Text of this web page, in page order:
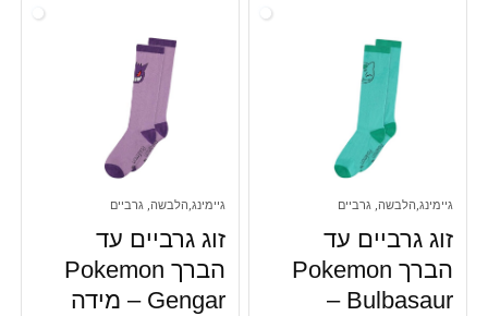
גיימינג,הלבשה, גרביים
זוג גרביים עד
הברך Pokemon
Bulbasaur –
גיימינג,הלבשה, גרביים
זוג גרביים עד
הברך Pokemon
Gengar – מידה